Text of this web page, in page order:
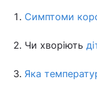
Симптоми
Чи хворіють
Яка